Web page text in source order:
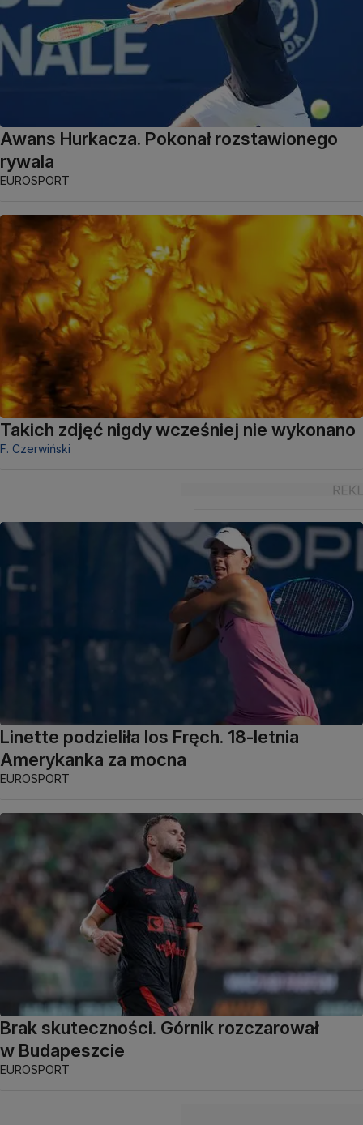
Awans Hurkacza. Pokonał rozstawionego
rywala
EUROSPORT
Takich zdjęć nigdy wcześniej nie wykonano
F. Czerwiński
Linette podzieliła los Fręch. 18-letnia
Amerykanka za mocna
EUROSPORT
Brak skuteczności. Górnik rozczarował
w Budapeszcie
EUROSPORT